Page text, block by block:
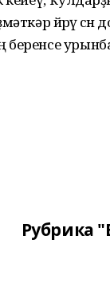
йөрөү
Рубрика